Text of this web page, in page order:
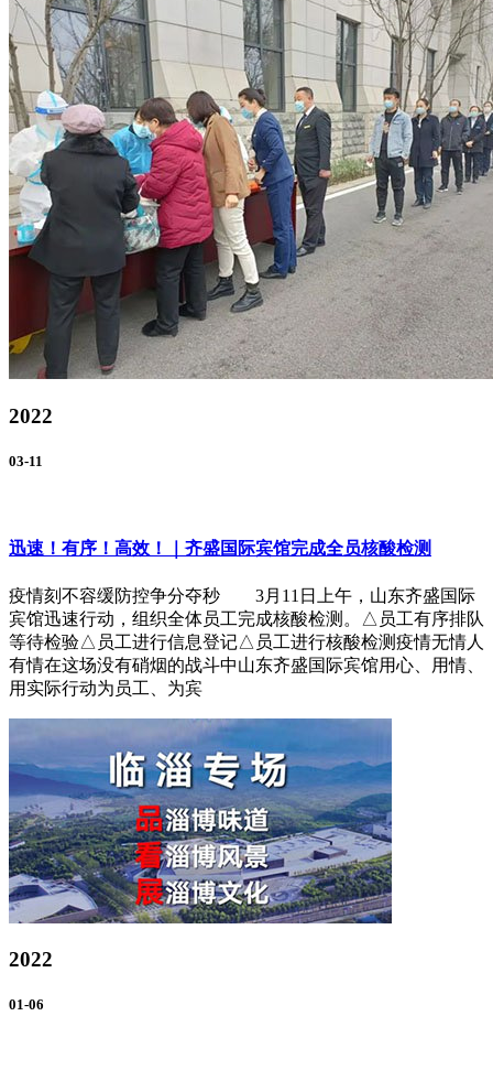
2022
03-11
迅速！有序！高效！｜齐盛国际宾馆完成全员核酸检测
疫情刻不容缓防控争分夺秒 3月11日上午，山东齐盛国际
宾馆迅速行动，组织全体员工完成核酸检测。△员工有序排队
等待检验△员工进行信息登记△员工进行核酸检测疫情无情人
有情在这场没有硝烟的战斗中山东齐盛国际宾馆用心、用情、
用实际行动为员工、为宾
2022
01-06